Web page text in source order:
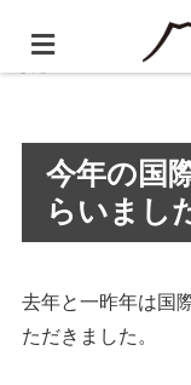
ホーム BLOG
今年の国
らいまし
去年と一昨年は国
ただきました。